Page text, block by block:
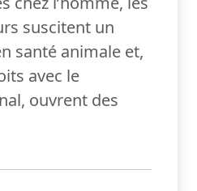
suscitent un
santé animale et,
avec le
ouvrent des